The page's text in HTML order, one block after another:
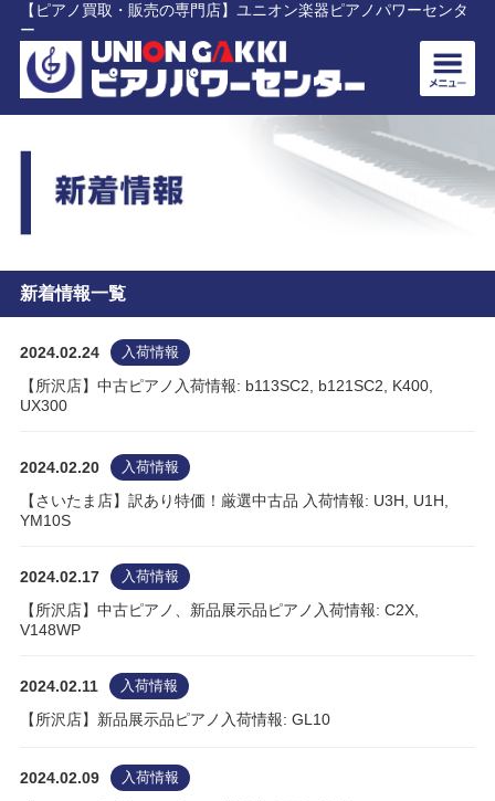
【ピアノ買取・販売の専門店】ユニオン楽器ピアノパワーセンタ
ー
新着情報一覧
2024.02.24 入荷情報
【所沢店】中古ピアノ入荷情報: b113SC2, b121SC2, K400,
UX300
2024.02.20 入荷情報
【さいたま店】訳あり特価！厳選中古品 入荷情報: U3H, U1H,
YM10S
2024.02.17 入荷情報
【所沢店】中古ピアノ、新品展示品ピアノ入荷情報: C2X,
V148WP
2024.02.11 入荷情報
【所沢店】新品展示品ピアノ入荷情報: GL10
2024.02.09 入荷情報